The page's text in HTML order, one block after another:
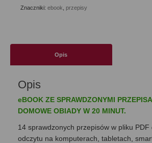
minut.
tygodnie
Znaczniki: ebook przepisy
Opis
Opis
eBOOK ZE SPRAWDZONYMI
DOMOWE OBIADY W 20 MINUT.
14 sprawdzonych przepisów w pliku PDF
odczytu na komputerach, tabletach,